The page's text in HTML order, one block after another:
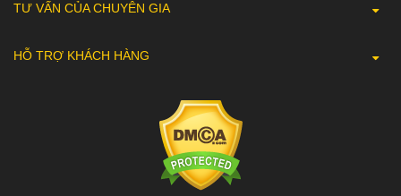
TƯ VẤN CỦA CHUYÊN GIA
HỖ TRỢ KHÁCH HÀNG